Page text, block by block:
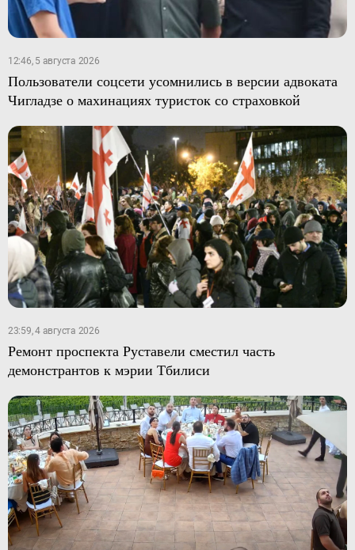
12:46, 5 августа 2026
Пользователи соцсети усомнились в версии адвоката
Чигладзе о махинациях туристок со страховкой
23:59, 4 августа 2026
Ремонт проспекта Руставели сместил часть
демонстрантов к мэрии Тбилиси